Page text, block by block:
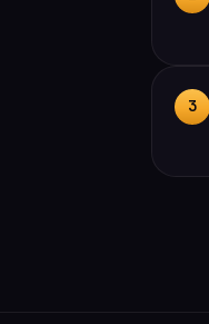
3